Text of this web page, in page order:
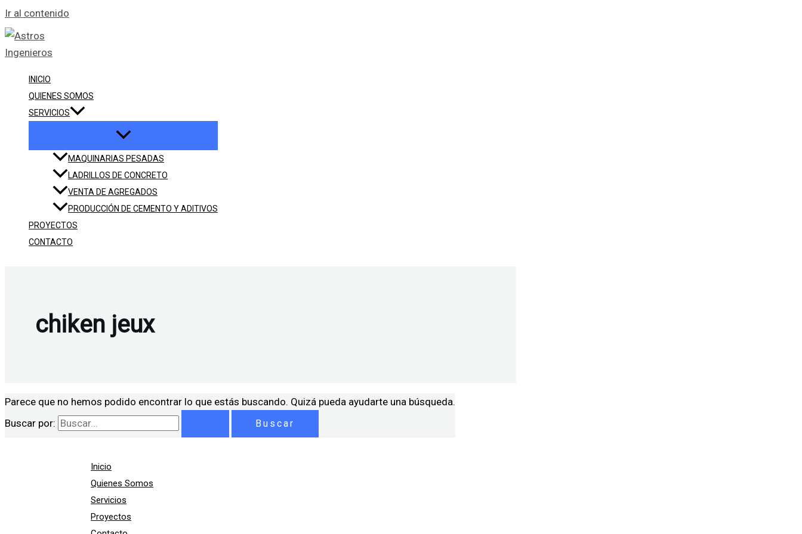
Ir al contenido
INICIO
QUIENES SOMOS
SERVICIOS
MAQUINARIAS PESADAS
LADRILLOS DE CONCRETO
VENTA DE AGREGADOS
PRODUCCIÓN DE CEMENTO Y ADITIVOS
PROYECTOS
CONTACTO
chiken jeux
Parece que no hemos podido encontrar lo que estás buscando. Quizá pueda ayudarte una búsqueda.
Buscar por:
Inicio
Quienes Somos
Servicios
Proyectos